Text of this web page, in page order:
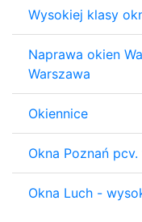
Wysokiej klasy
Naprawa okien
Warszawa
Okiennice
Okna Poznań
Okna Luch -